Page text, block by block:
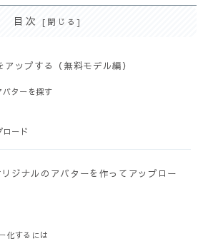
目次
アップする（無料モデル編）
ターを探す
ロード
ジナルのアバターを作ってアップロー
化するには